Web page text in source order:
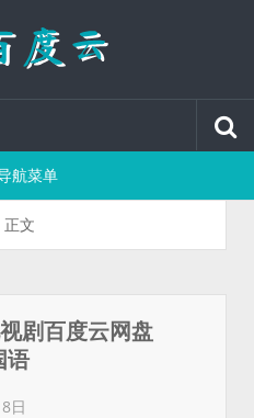
航菜单
正文
剧百度云网盘
语
日